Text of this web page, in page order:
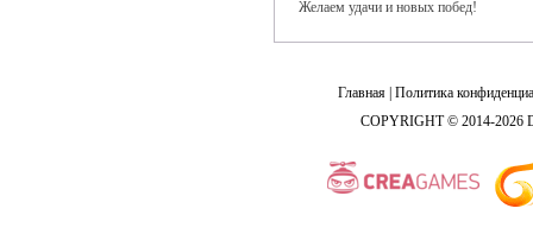
Желаем удачи и новых побед!
Главная Политика
COPYRIGHT © 2014-2026